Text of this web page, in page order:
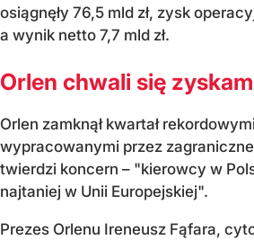
osiągnęły 76,5 mld zł, zysk
a wynik netto 7,7 mld zł.
Orlen chwali się
Orlen zamknął kwartał
wypracowanymi przez
twierdzi koncern – "kierowcy w
najtaniej w Unii Europejskiej".
Prezes Orlenu Ireneusz Fąfara,